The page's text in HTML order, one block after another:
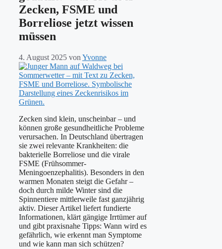
Zecken, FSME und
Borreliose jetzt wissen
müssen
4. August 2025 von Yvonne
Zecken sind klein, unscheinbar – und
können große gesundheitliche Probleme
verursachen. In Deutschland übertragen
sie zwei relevante Krankheiten: die
bakterielle Borreliose und die virale
FSME (Frühsommer-
Meningoenzephalitis). Besonders in den
warmen Monaten steigt die Gefahr –
doch durch milde Winter sind die
Spinnentiere mittlerweile fast ganzjährig
aktiv. Dieser Artikel liefert fundierte
Informationen, klärt gängige Irrtümer auf
und gibt praxisnahe Tipps: Wann wird es
gefährlich, wie erkennt man Symptome
und wie kann man sich schützen?